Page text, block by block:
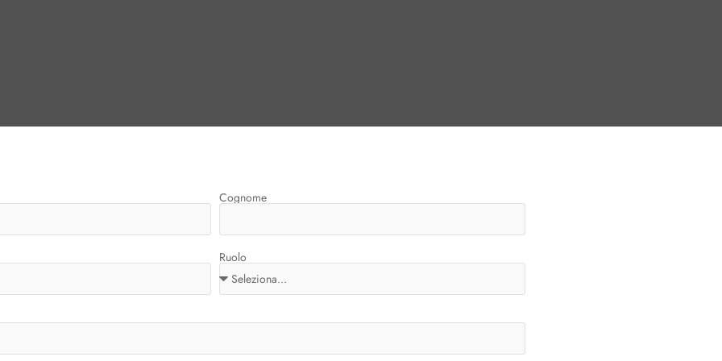
Cognome
Ruolo